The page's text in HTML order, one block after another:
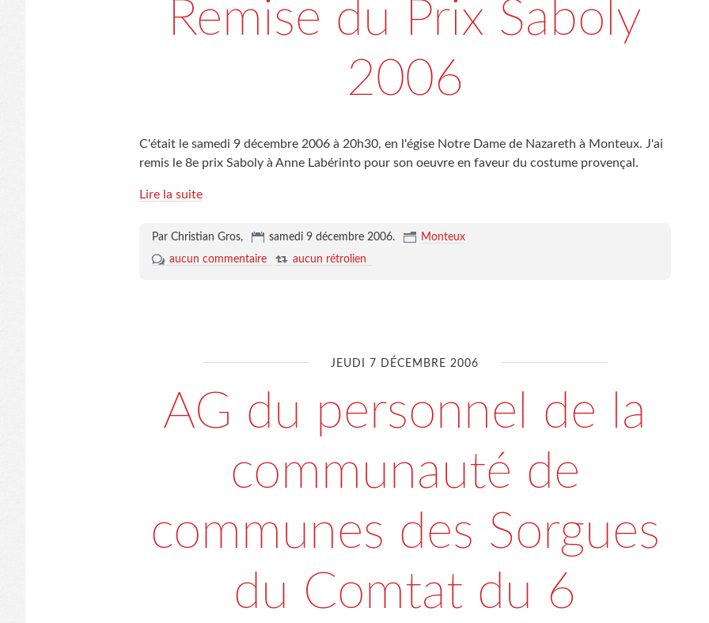
Remise du Prix Saboly
2006
C'était le samedi 9 décembre 2006 à 20h30, en l'égise Notre Dame de Nazareth à Monteux. J'ai
remis le 8e prix Saboly à Anne Labérinto pour son oeuvre en faveur du costume provençal.
Lire la suite
Par Christian Gros, samedi 9 décembre 2006.
Monteux
aucun commentaire
aucun rétrolien
JEUDI 7 DÉCEMBRE 2006
AG du personnel de la
communauté de
communes des Sorgues
du Comtat du 6